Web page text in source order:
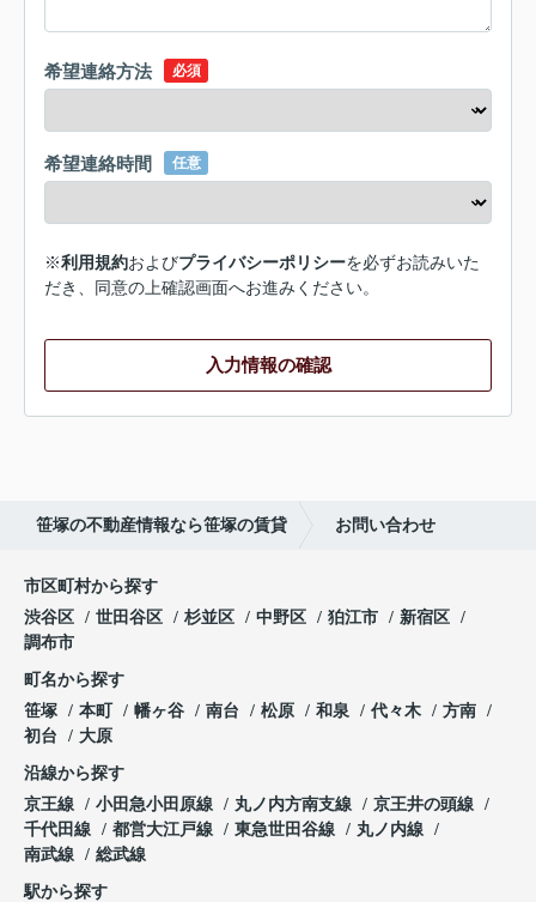
希望連絡方法 必須
希望連絡時間 任意
※利用規約およびプライバシーポリシーを必ずお読みいた
だき、同意の上確認画面へお進みください。
入力情報の確認
笹塚の不動産情報なら笹塚の賃貸 お問い合わせ
市区町村から探す
渋谷区
世田谷区 杉並区 中野区 狛江市
新宿区
調布市
町名から探す
笹塚
本町 幡ヶ谷 南台 松原 和泉 代々木
方南
初台
大原
沿線から探す
京王線
小田急小田原線 丸ノ内方南支線
京王井の頭線
千代田線
都営大江戸線 東急世田谷線
丸ノ内線
南武線
総武線
駅から探す